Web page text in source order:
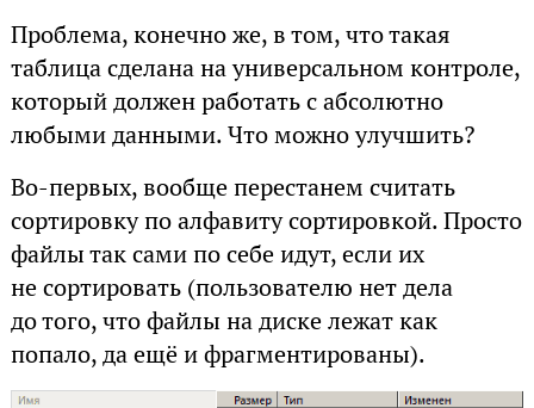
Проблема, конечно же, в том, что такая
таблица сделана на универсальном контроле,
который должен работать с абсолютно
любыми данными. Что можно улучшить?
Во-первых, вообще перестанем считать
сортировку по алфавиту сортировкой. Просто
файлы так сами по себе идут, если их
не сортировать (пользователю нет дела
до того, что файлы на диске лежат как
попало, да ещё и фрагментированы).